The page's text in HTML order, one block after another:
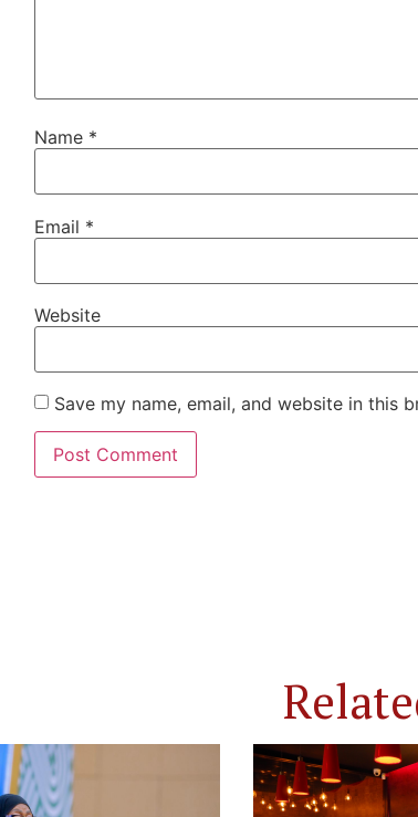
Name *
Email *
Website
Save my name, email, and website in this